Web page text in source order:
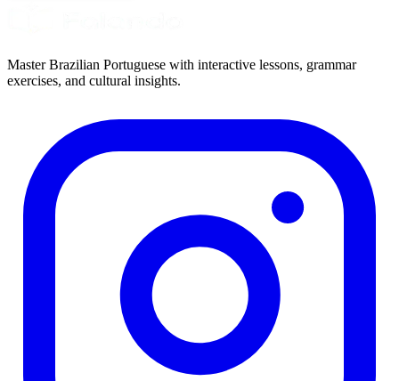
Master Brazilian Portuguese with interactive lessons, grammar
exercises, and cultural insights.